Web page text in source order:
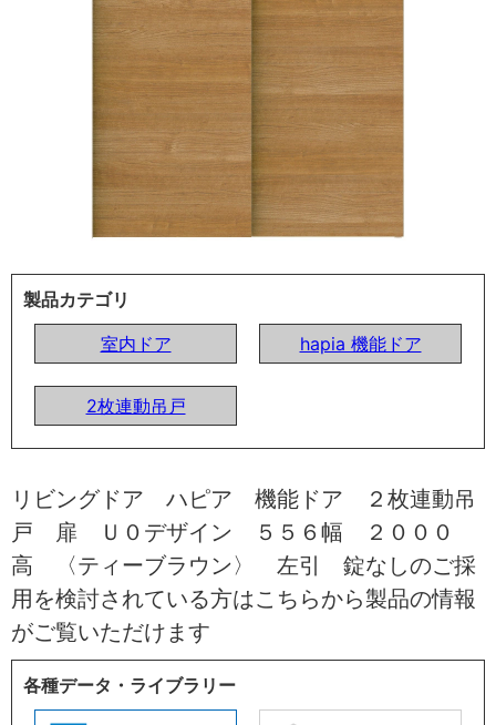
製品カテゴリ
室内ドア
hapia 機能ドア
2枚連動吊戸
リビングドア ハピア 機能ドア ２枚連動吊
戸 扉 Ｕ０デザイン ５５６幅 ２０００
高 〈ティーブラウン〉 左引 錠なしのご採
用を検討されている方はこちらから製品の情報
がご覧いただけます
各種データ・ライブラリー